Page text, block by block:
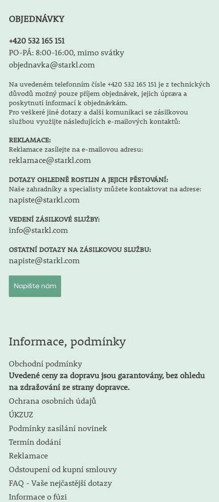
OBJEDNÁVKY
+420 532 165 151
PO-PÁ: 8:00-16:00, mimo svátky
objednavka@starkl.com
Na uvedeném telefonním čísle +420 532 165 151 je z technických
důvodů možný pouze příjem objednávek, jejich úprava a
poskytnutí informací k objednávkám.
Pro veškeré jiné dotazy a další komunikaci se zásilkovou
službou využijte následujících e-mailových kontaktů:
REKLAMACE:
Reklamace zasílejte na e-mailovou adresu:
reklamace@starkl.com
DOTAZY OHLEDNĚ ROSTLIN A JEJICH PĚSTOVÁNÍ:
Naše zahradníky a specialisty můžete kontaktovat na adrese:
napiste@starkl.com
VEDENÍ ZÁSILKOVÉ SLUŽBY:
info@starkl.com
OSTATNÍ DOTAZY NA ZÁSILKOVOU SLUŽBU:
napiste@starkl.com
Napište nám
Informace, podmínky
Obchodní podmínky
Uvedené ceny za dopravu jsou garantovány, bez ohledu
na zdražování ze strany dopravce.
Ochrana osobních údajů
ÚKZUZ
Podmínky zasílání novinek
Termín dodání
Reklamace
Odstoupení od kupní smlouvy
FAQ - Vaše nejčastější dotazy
Informace o fúzi